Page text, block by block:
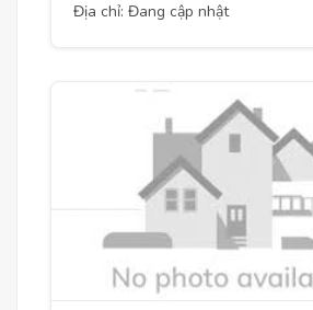
Địa chỉ: Đang cập nhật